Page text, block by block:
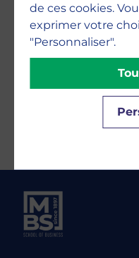
de ces cookies.
exprimer votre
"Personnaliser".